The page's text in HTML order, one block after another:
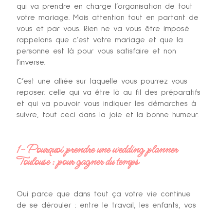
qui va prendre en charge l’organisation de tout
votre mariage. Mais attention tout en partant de
vous et par vous. Rien ne va vous être imposé
rappelons que c’est votre mariage et que la
personne est là pour vous satisfaire et non
l’inverse.
C’est une alliée sur laquelle vous pourrez vous
reposer. celle qui va être là au fil des préparatifs
et qui va pouvoir vous indiquer les démarches à
suivre, tout ceci dans la joie et la bonne humeur.
1- Pourquoi prendre une wedding planner
Toulouse : pour gagner du temps
Oui parce que dans tout ça votre vie continue
de se dérouler : entre le travail, les enfants, vos